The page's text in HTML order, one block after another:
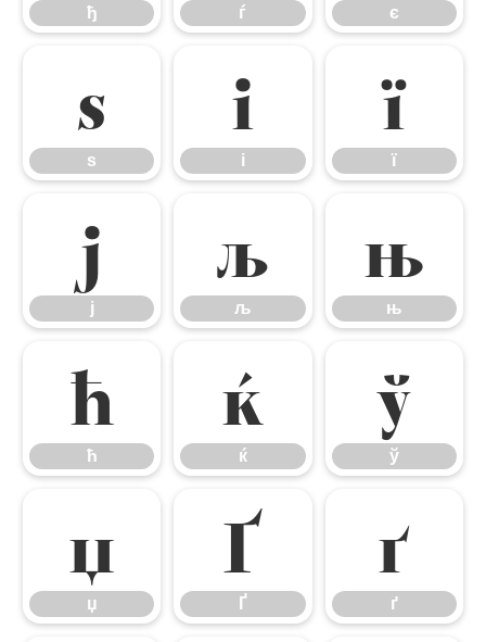
ђ ѓ є
ѕ
ѕ
і
і
ї
ї
ј
ј
љ
љ
њ
њ
ћ
ћ
ќ
ќ
ў
ў
џ
џ
Ґ
Ґ
ґ
ґ